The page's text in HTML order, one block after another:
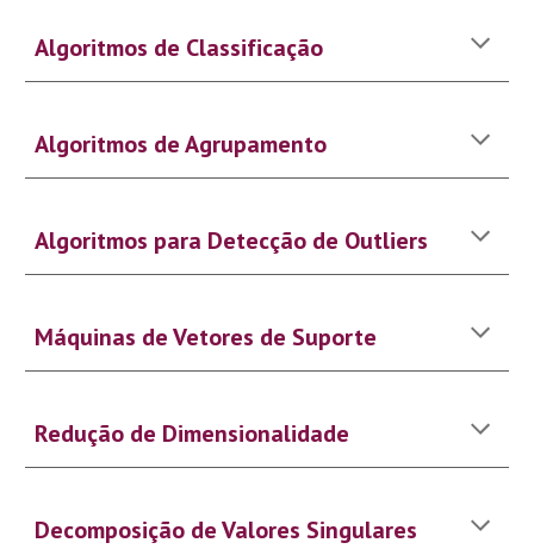
Algoritmos de Classificação
Algoritmos de Agrupamento
Algoritmos para Detecção de Outliers
Máquinas de Vetores de Suporte
Redução de Dimensionalidade
Decomposição de Valores Singulares